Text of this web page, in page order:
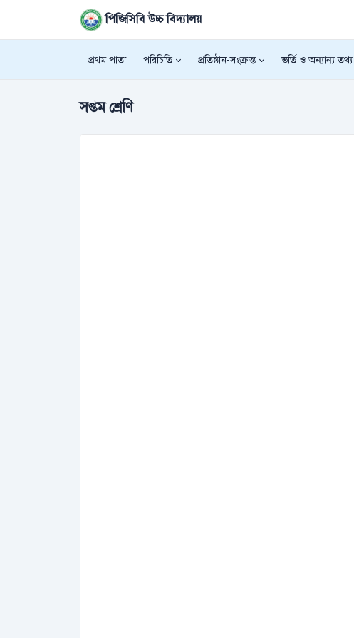
পিজিসিবি উচ্চ বিদ্যালয়
প্রথম পাতা পরিচিতি প্রতিষ্ঠান-সংক্রান্ত ভর্তি ও অন্যান্য তথ্য
সপ্তম শ্রেণি